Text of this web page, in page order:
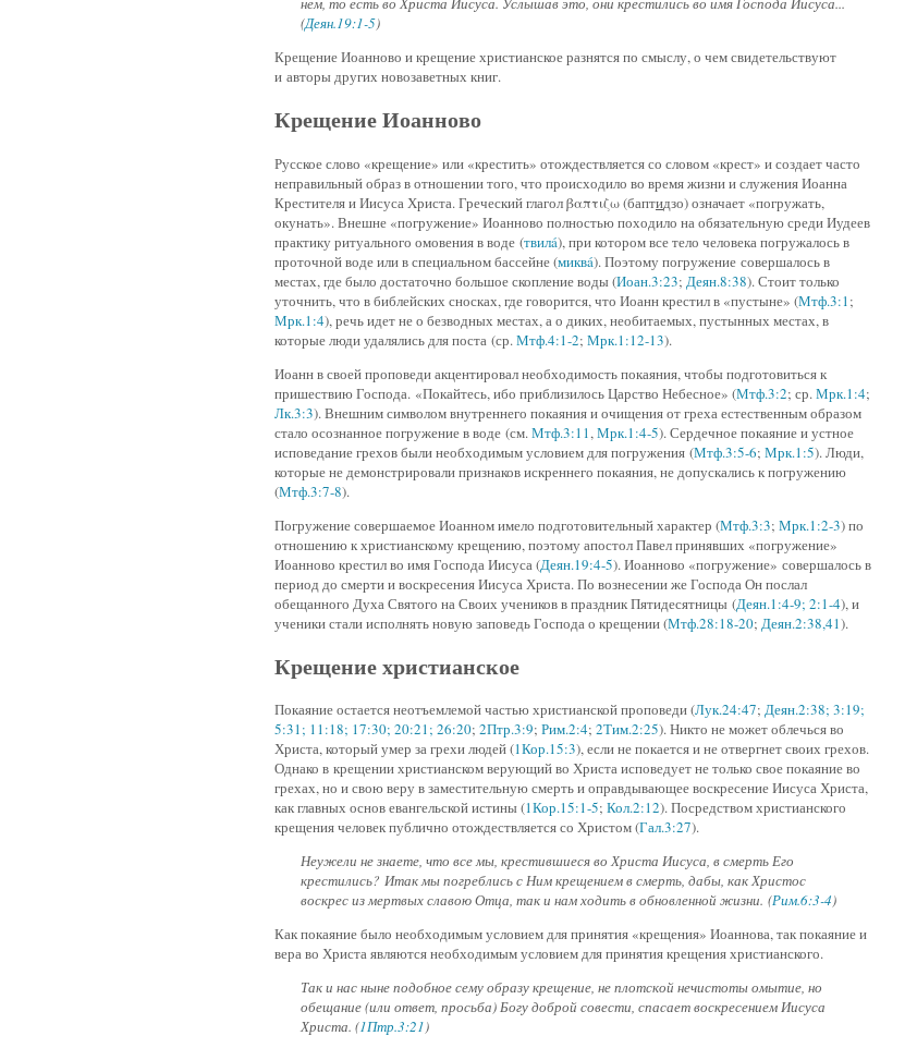
(Деян.19:1-5)
Крещение Иоанново и крещение христианское разнятся по смыслу, о чем свидетельствуют
и авторы других новозаветных книг.
Крещение Иоанново
Русское слово «крещение» или «крестить» отождествляется со словом «крест» и создает часто
неправильный образ в отношении того, что происходило во время жизни и служения Иоанна
Крестителя и Иисуса Христа. Греческий глагол βαπτιζω (баптидзо) означает «погружать,
окунать». Внешне «погружение» Иоанново полностью походило на обязательную среди Иудеев
практику ритуального омовения в воде (твилá), при котором все тело человека погружалось в
проточной воде или в специальном бассейне (миквá). Поэтому погружение совершалось в
местах, где было достаточно большое скопление воды (Иоан.3:23; Деян.8:38). Стоит только
уточнить, что в библейских сносках, где говорится, что Иоанн крестил в «пустыне» (Мтф.3:1 ;
Мрк.1:4), речь идет не о безводных местах, а о диких, необитаемых, пустынных местах, в
которые люди удалялись для поста (ср. Мтф.4:1-2; Мрк.1:12-13).
Иоанн в своей проповеди акцентировал необходимость покаяния, чтобы подготовиться к
пришествию Господа. «Покайтесь, ибо приблизилось Царство Небесное» (Мтф.3:2; ср. Мрк.1:4;
Лк.3:3). Внешним символом внутреннего покаяния и очищения от греха естественным образом
стало осознанное погружение в воде (см. Мтф.3:11 , Мрк.1:4-5). Сердечное покаяние и устное
исповедание грехов были необходимым условием для погружения (Мтф.3:5-6; Мрк.1:5). Люди,
которые не демонстрировали признаков искреннего покаяния, не допускались к погружению
(Мтф.3:7-8).
Погружение совершаемое Иоанном имело подготовительный характер (Мтф.3:3; Мрк.1:2-3) по
отношению к христианскому крещению, поэтому апостол Павел принявших «погружение»
Иоанново крестил во имя Господа Иисуса (Деян.19:4-5). Иоанново «погружение» совершалось в
период до смерти и воскресения Иисуса Христа. По вознесении же Господа Он послал
обещанного Духа Святого на Своих учеников в праздник Пятидесятницы (Деян.1:4-9; 2:1-4), и
ученики стали исполнять новую заповедь Господа о крещении (Мтф.28:18-20; Деян.2:38,41).
Крещение христианское
Покаяние остается неотъемлемой частью христианской проповеди (Лук.24:47; Деян.2:38; 3:19;
5:31; 11:18; 17:30; 20:21; 26:20; 2Птр.3:9; Рим.2:4; 2Тим.2:25). Никто не может облечься во
Христа, который умер за грехи людей (1Кор.15:3), если не покается и не отвергнет своих грехов.
Однако в крещении христианском верующий во Христа исповедует не только свое покаяние во
грехах, но и свою веру в заместительную смерть и оправдывающее воскресение Иисуса Христа,
как главных основ евангельской истины (1Кор.15:1-5; Кол.2:12). Посредством христианского
крещения человек публично отождествляется со Христом (Гал.3:27).
Неужели не знаете, что все мы, крестившиеся во Христа Иисуса, в смерть Его
крестились? Итак мы погреблись с Ним крещением в смерть, дабы, как Христос
воскрес из мертвых славою Отца, так и нам ходить в обновленной жизни. (Рим.6:3-4)
Как покаяние было необходимым условием для принятия «крещения» Иоаннова, так покаяние и
вера во Христа являются необходимым условием для принятия крещения христианского.
Так и нас ныне подобное сему образу крещение, не плотской нечистоты омытие, но
обещание (или ответ, просьба) Богу доброй совести, спасает воскресением Иисуса
Христа. (1Птр.3:21)